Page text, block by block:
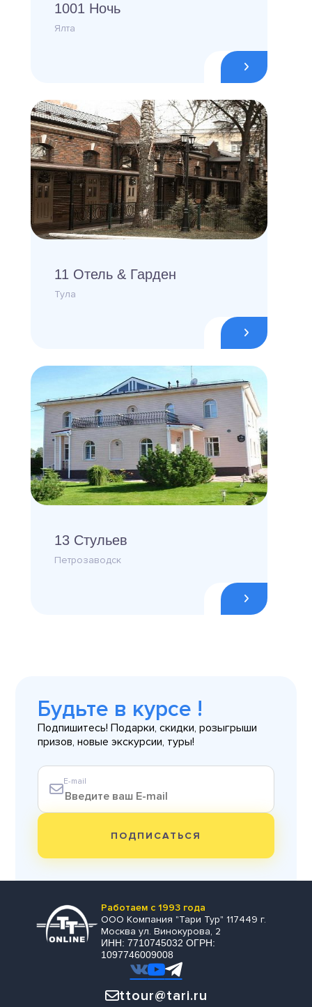
1001 Ночь
Ялта
11 Отель & Гарден
Тула
13 Стульев
Петрозаводск
Будьте в курсе !
Подпишитесь! Подарки, скидки, розыгрыши
призов, новые экскурсии, туры!
E-mail
ПОДПИСАТЬСЯ
Работаем с 1993 года
ООО Компания "Тари Тур" 117449 г.
Москва ул. Винокурова, 2
ИНН: 7710745032 ОГРН:
1097746009008
ttour@tari.ru